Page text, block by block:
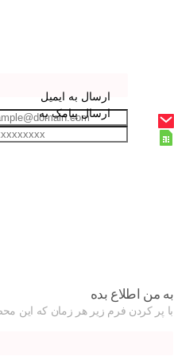
ارسال به ایمیل
ارسال پیامک به
به من اطلاع بده
با پر کردن فرم زیر هر زمان که این